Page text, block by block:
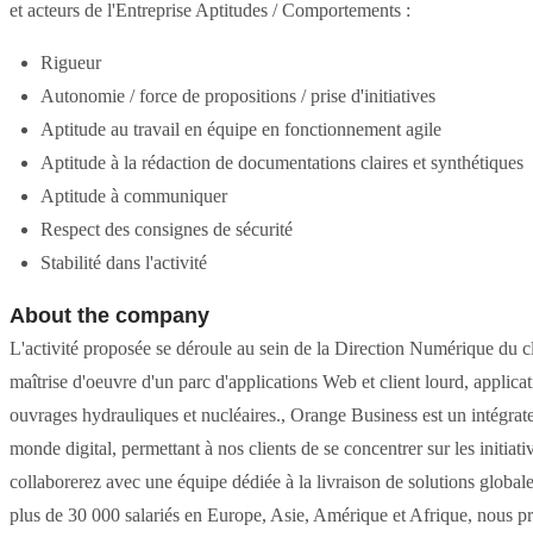
et acteurs de l'Entreprise Aptitudes / Comportements :
Rigueur
Autonomie / force de propositions / prise d'initiatives
Aptitude au travail en équipe en fonctionnement agile
Aptitude à la rédaction de documentations claires et synthétiques
Aptitude à communiquer
Respect des consignes de sécurité
Stabilité dans l'activité
About the company
L'activité proposée se déroule au sein de la Direction Numérique du
maîtrise d'oeuvre d'un parc d'applications Web et client lourd,
ouvrages hydrauliques et nucléaires., Orange Business est un
monde digital, permettant à nos clients de se concentrer sur les
collaborerez avec une équipe dédiée à la livraison de solutions
plus de 30 000 salariés en Europe, Asie, Amérique et Afrique, nous